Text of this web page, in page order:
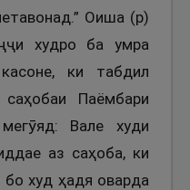
Оиша (р)
худро ба умра
ки табдил
Паёмбари
Вале худи
аз саҳоба, ки
худ ҳадя оварда